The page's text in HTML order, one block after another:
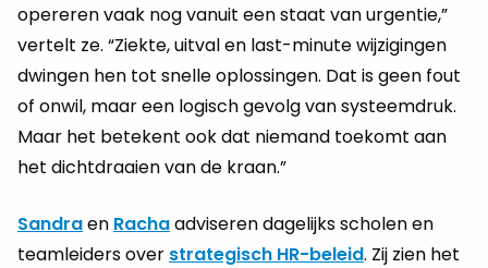
opereren vaak nog vanuit een staat van urgentie,”
vertelt ze. “Ziekte, uitval en last-minute wijzigingen
dwingen hen tot snelle oplossingen. Dat is geen fout
of onwil, maar een logisch gevolg van systeemdruk.
Maar het betekent ook dat niemand toekomt aan
het dichtdraaien van de kraan.”
Sandraen Rachaadviseren dagelijks scholen en
teamleiders over strategisch HR-beleid. Zij zien het